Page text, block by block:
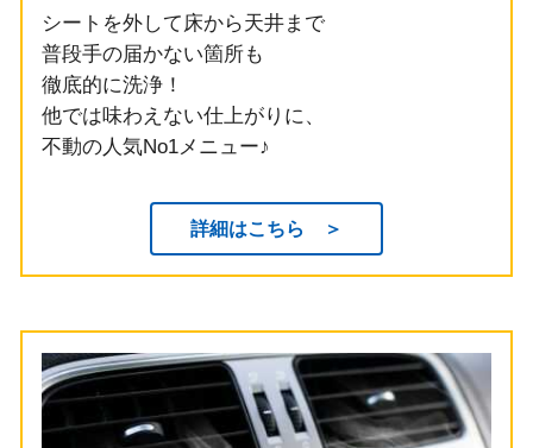
シートを外して床から天井まで
普段手の届かない箇所も
徹底的に洗浄！
他では味わえない仕上がりに、
不動の人気No1メニュー♪
詳細はこちら ＞